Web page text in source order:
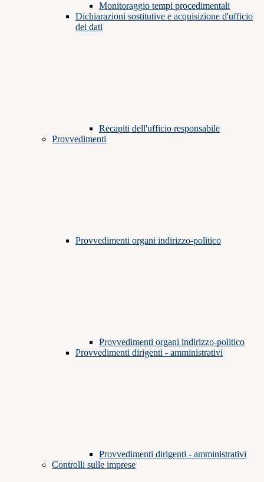
Monitoraggio tempi procedimentali
Dichiarazioni sostitutive e acquisizione d'ufficio
dei dati
Recapiti dell'ufficio responsabile
Provvedimenti
Provvedimenti organi indirizzo-politico
Provvedimenti organi indirizzo-politico
Provvedimenti dirigenti - amministrativi
Provvedimenti dirigenti - amministrativi
Controlli sulle imprese